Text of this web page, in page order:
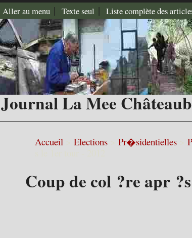
Aller au menu | Texte seul | Liste complète des
Journal La Mee
Accueil Elections> Pr�sidentielles>
Coup de col ?re apr